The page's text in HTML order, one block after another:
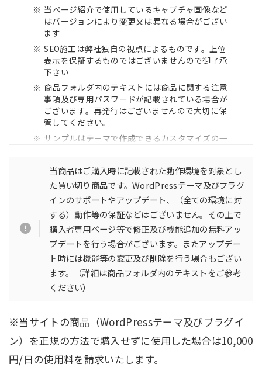
当ページ紹介で使用しているキャプチャ画像など
はバージョンにより変更又は異なる場合がござい
ます
SEO施工は弊社独自の視点によるものです。上位
表示を保証するものではございませんので御了承
下さい
商品フォルダ内のテキストには商品に関する注意
事項及び専用パスワードが記載されている場合が
ございます。再発行はございませんので大切に保
管してください。
サンプルはテーマで作成できるカスタマイズの一
動作環境と異なるPHP及びWordPressバージョン
でのご利用やサーバーの仕様（WAF等）や設定
（キャッシュ・ファイル圧縮等）、環境（HHVM
等）によっては正常に動かない場合がございます
VPS、EC2（AWS等）やクラウドサービス等の設
定に関するご案内及び調査は行っておりません。
ご利用の際は自己責任にてお願い致します。
Gutenberg利用時はクイックタグはクラッシック
ブロックのみ使用可能です
一般的なインストールや利用方法、WordPress管
理画面による操作のみを想定しております（マル
どのAPIによる操作などは動作確認対象外）。
WordPressテーマでは無限に近い多様な組み合わ
せが可能なため、各種機能及びデザイン等は組み
合わせ状態によっては反映されない場合もござい
当商品はご購入時に記載された動作環境を対象とし
た買い切り商品です。WordPressテーマ及びプラグ
インのサポートやアップデート、（全ての環境に対
する）動作等の保証などはございません。その上で
購入者専用ページ等で修正及び機能追加の無料アッ
プデートを行う場合がございます。またアップデー
ト時には機能等の変更及び削除を行う場合もござい
ます。（詳細は商品フォルダ内のテキストをご参考
ください）
※当サイトの商品（WordPressテーマ及びプラグイ
ン）を正規の方法で購入せずに使用した場合は10,000
円/日の使用料を請求いたします。